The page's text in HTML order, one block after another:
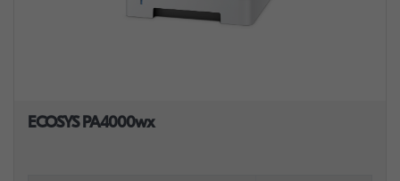
ECOSYS PA4000wx